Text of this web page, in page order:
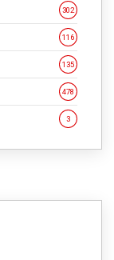
302
116
135
478
3